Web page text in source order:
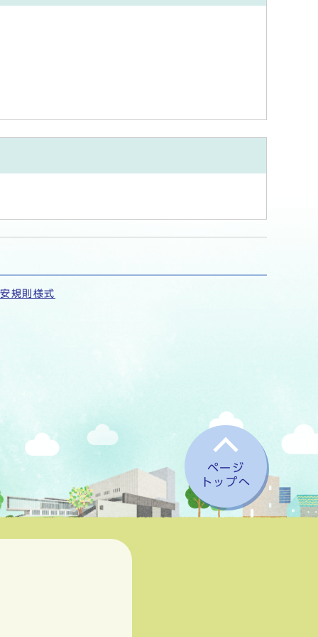
規則様式
ページ
トップへ